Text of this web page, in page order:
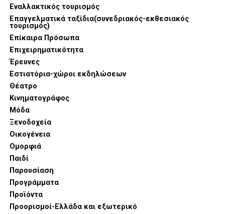
Εναλλακτικός τουρισμός
Επαγγελματικά ταξίδια(συνεδριακός-εκθεσιακός
τουρισμός)
Επίκαιρα Πρόσωπα
Επιχειρηματικότητα
Έρευνες
Εστιατόρια-χώροι εκδηλώσεων
Θέατρο
Κινηματογράφος
Μόδα
Ξενοδοχεία
Οικογένεια
Ομορφιά
Παιδί
Παρουσίαση
Προγράμματα
Προϊόντα
Προορισμοί-Ελλάδα και εξωτερικό